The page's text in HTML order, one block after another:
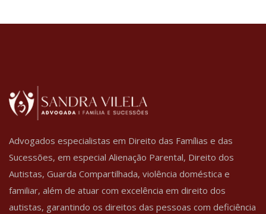
Advogados especialistas em Direito das Famílias e das
Sucessões, em especial Alienação Parental, Direito dos
Autistas, Guarda Compartilhada, violência doméstica e
familiar, além de atuar com excelência em direito dos
autistas, garantindo os direitos das pessoas com deficiência